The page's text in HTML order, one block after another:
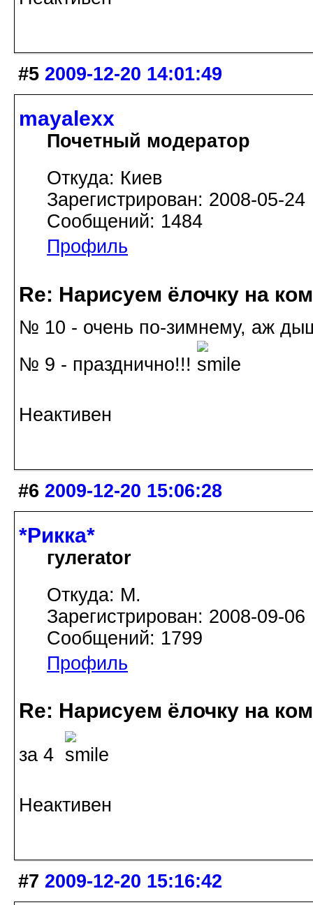
#5 2009-12-20 14:01:49
mayalexx
Почетный модератор
Откуда: Киев
Зарегистрирован: 2008-05-24
Сообщений: 1484
Профиль
Re: Нарисуем ёлочку на
№ 10 - очень по-зимнему, аж
№ 9 - празднично!!!
Неактивен
#6 2009-12-20 15:06:28
*Рикка*
гулеrator
Откуда: М.
Зарегистрирован: 2008-09-06
Сообщений: 1799
Профиль
Re: Нарисуем ёлочку на
за 4
Неактивен
#7 2009-12-20 15:16:42